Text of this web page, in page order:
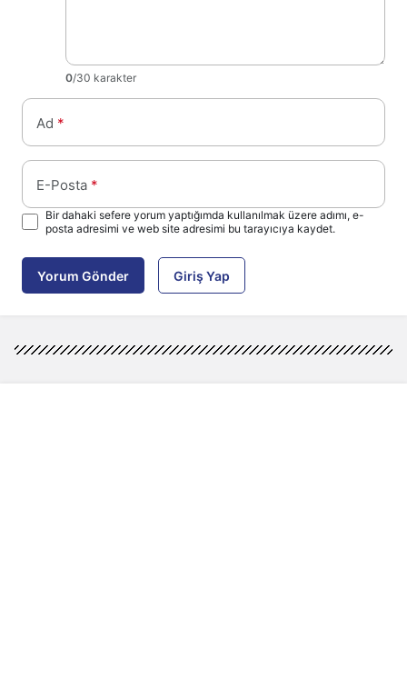
0/30 karakter
Ad *
E-Posta *
Bir dahaki sefere yorum yaptığımda kullanılmak üzere adımı, e-
posta adresimi ve web site adresimi bu tarayıcıya kaydet.
Yorum Gönder Giriş Yap